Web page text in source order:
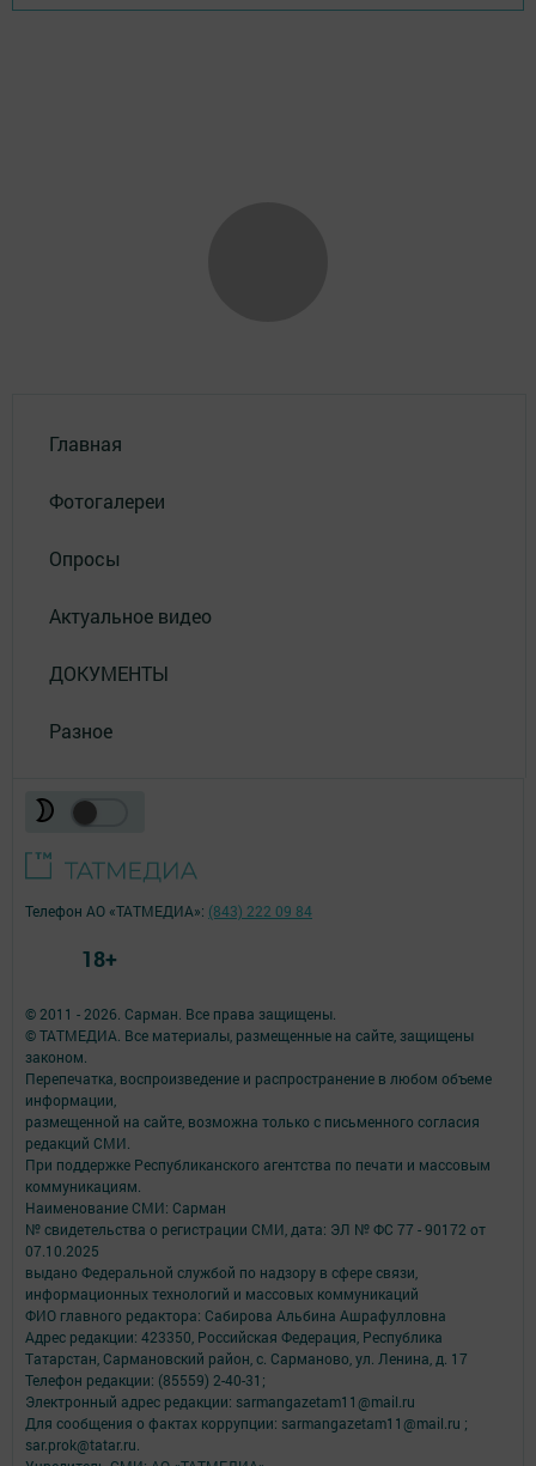
Главная
Фотогалереи
Опросы
Актуальное видео
ДОКУМЕНТЫ
Разное
© 2011 - 2026. Сарман. Все права защищены.
© ТАТМЕДИА. Все материалы, размещенные на сайте, защищены
законом.
Перепечатка, воспроизведение и распространение в любом объеме
информации,
размещенной на сайте, возможна только с письменного согласия
редакций СМИ.
При поддержке Республиканского агентства по печати и массовым
коммуникациям.
Наименование СМИ: Сарман
№ свидетельства о регистрации СМИ, дата: ЭЛ № ФС 77 - 90172 от
07.10.2025
выдано Федеральной службой по надзору в сфере связи,
информационных технологий и массовых коммуникаций
ФИО главного редактора: Сабирова Альбина Ашрафулловна
Адрес редакции: 423350, Российская Федерация, Республика
Татарстан, Сармановский район, с. Сарманово, ул. Ленина, д. 17
Телефон редакции: (85559) 2-40-31;
Электронный адрес редакции: sarmangazetam11@mail.ru
Для сообщения о фактах коррупции: sarmangazetam11@mail.ru ;
sar.prok@tatar.ru.
Телефон АО «ТАТМЕДИА»: (843) 222 09 84
18+